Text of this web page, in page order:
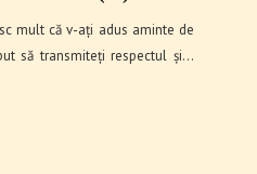
mult că v-ați adus aminte de
să transmiteți respectul și…